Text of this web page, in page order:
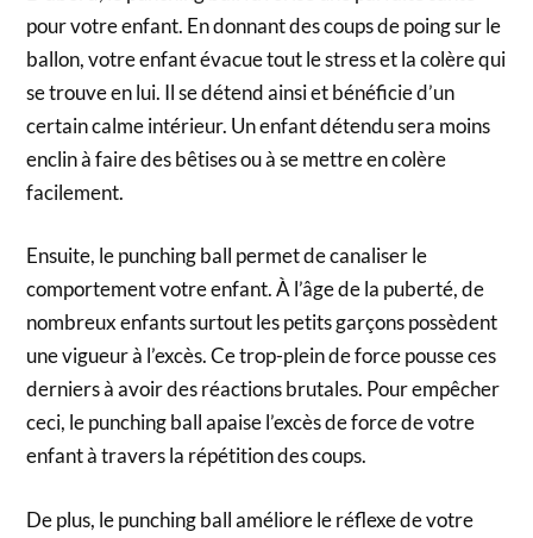
pour votre enfant. En donnant des coups de poing sur le
ballon, votre enfant évacue tout le stress et la colère qui
se trouve en lui. Il se détend ainsi et bénéficie d’un
certain calme intérieur. Un enfant détendu sera moins
enclin à faire des bêtises ou à se mettre en colère
facilement.
Ensuite, le punching ball permet de canaliser le
comportement votre enfant. À l’âge de la puberté, de
nombreux enfants surtout les petits garçons possèdent
une vigueur à l’excès. Ce trop-plein de force pousse ces
derniers à avoir des réactions brutales. Pour empêcher
ceci, le punching ball apaise l’excès de force de votre
enfant à travers la répétition des coups.
De plus, le punching ball améliore le réflexe de votre